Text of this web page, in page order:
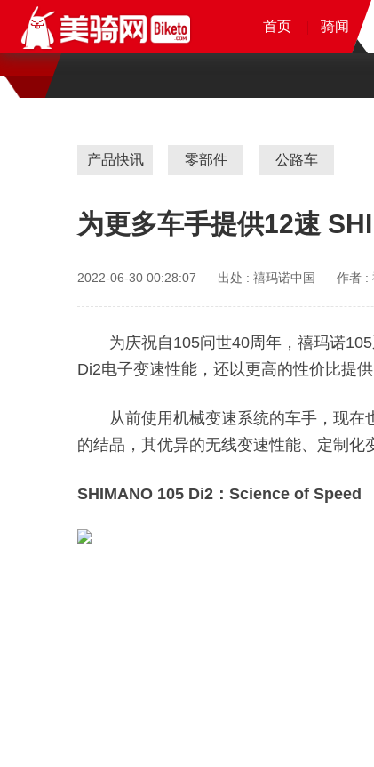
首页
首页 骑闻
首页 骑闻
首页 骑闻
产品快讯 零部件 公路车
为更多车手提供12速
2022-06-30 00:28:07 出处 : 禧玛诺中国 作者 :
为庆祝自105问世40周年，禧玛诺
Di2电子变速性能，还以更高的性价比提
从前使用机械变速系统的车手，现在
的结晶，其优异的无线变速性能、定制化
SHIMANO 105 Di2：Science of Speed